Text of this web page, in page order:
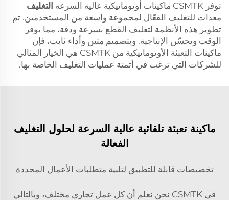
توفر CSMTK ماكينات أوتوماتيكية عالية السرعة
التغليف
معدات للتغليف الفعّال لمجموعة واسعة من المستخدمين. تم
تطوير هذه الأنظمة لتغليف القطع بسرعة ودقة، مما يوفر
الوقت ويحسّن الإنتاجية. وبتصميم متين وأداء ثابت، فإن
ماكينات التعبئة الأوتوماتيكية من CSMTK هي الخيار المثالي
للشركات التي ترغب في أتمتة عمليات التغليف الخاصة بها.
ماكينة تعبئة تلقائية عالية السرعة لحلول التغليف
الفعالة
تخصيصات قابلة للتطبيق لتلبية متطلبات الأعمال المحددة
في CSMTK نحن نعلم أن كل عمل تجاري مختلف، وبالتالي